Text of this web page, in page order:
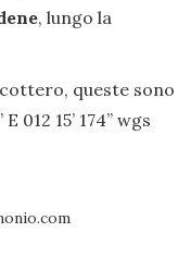
, lungo la
queste sono
15’ 174’’ wgs